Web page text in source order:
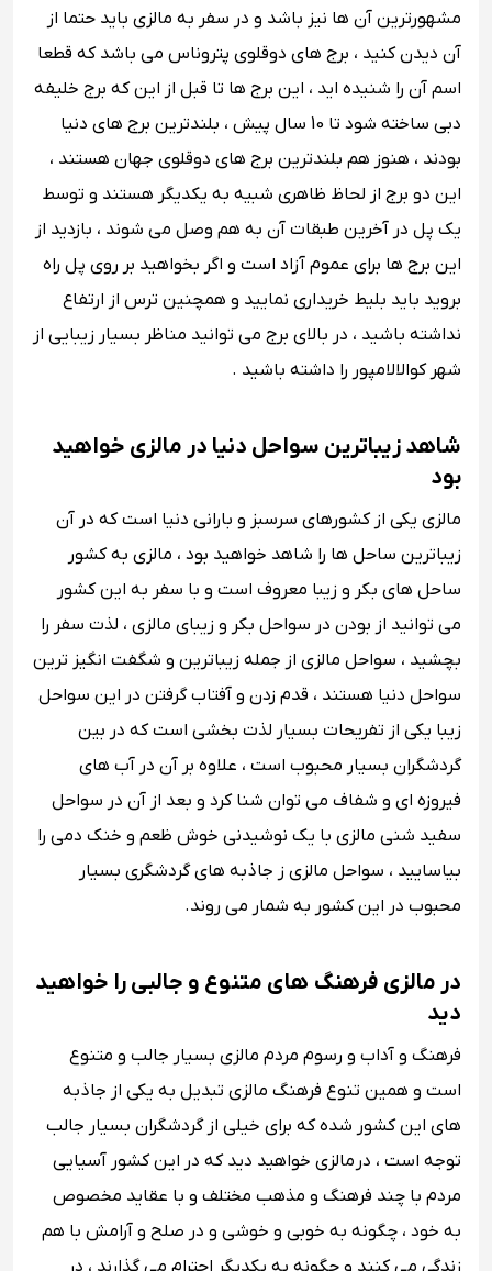
مشهورترین آن ها نیز باشد و در سفر به مالزی باید حتما از
آن دیدن کنید ، برج های دوقلوی پتروناس می باشد که قطعا
اسم آن را شنیده اید ، این برج ها تا قبل از این که برج خلیفه
دبی ساخته شود تا 10 سال پیش ، بلندترین برج های دنیا
بودند ، هنوز هم بلندترین برج های دوقلوی جهان هستند ،
این دو برج از لحاظ ظاهری شبیه به یکدیگر هستند و توسط
یک پل در آخرین طبقات آن به هم وصل می شوند ، بازدید از
این برج ها برای عموم آزاد است و اگر بخواهید بر روی پل راه
بروید باید بلیط خریداری نمایید و همچنین ترس از ارتفاع
نداشته باشید ، در بالای برج می توانید مناظر بسیار زیبایی از
شهر کوالالامپور را داشته باشید .
شاهد زیباترین سواحل دنیا در مالزی خواهید
بود
مالزی یکی از کشورهای سرسبز و بارانی دنیا است که در آن
زیباترین ساحل ها را شاهد خواهید بود ، مالزی به کشور
ساحل های بکر و زیبا معروف است و با سفر به این کشور
می توانید از بودن در سواحل بکر و زیبای مالزی ، لذت سفر را
بچشید ، سواحل مالزی از جمله زیباترین و شگفت انگیز ترین
سواحل دنیا هستند ، قدم زدن و آفتاب گرفتن در این سواحل
زیبا یکی از تفریحات بسیار لذت بخشی است که در بین
گردشگران بسیار محبوب است ، علاوه بر آن در آب های
فیروزه ای و شفاف می توان شنا کرد و بعد از آن در سواحل
سفید شنی مالزی با یک نوشیدنی خوش ظعم و خنک دمی را
بیاسایید ، سواحل مالزی ز جاذبه های گردشگری بسیار
محبوب در این کشور به شمار می روند.
در مالزی فرهنگ های متنوع و جالبی را خواهید
دید
فرهنگ و آداب و رسوم مردم مالزی بسیار جالب و متنوع
است و همین تنوع فرهنگ مالزی تبدیل به یکی از جاذبه
های این کشور شده که برای خیلی از گردشگران بسیار جالب
توجه است ، در مالزی خواهید دید که در این کشور آسیایی
مردم با چند فرهنگ و مذهب مختلف و با عقاید مخصوص
به خود ، چگونه به خوبی و خوشی و در صلح و آرامش با هم
زندگی می کنند و چگونه به یکدیگر احترام می گذارند ، در